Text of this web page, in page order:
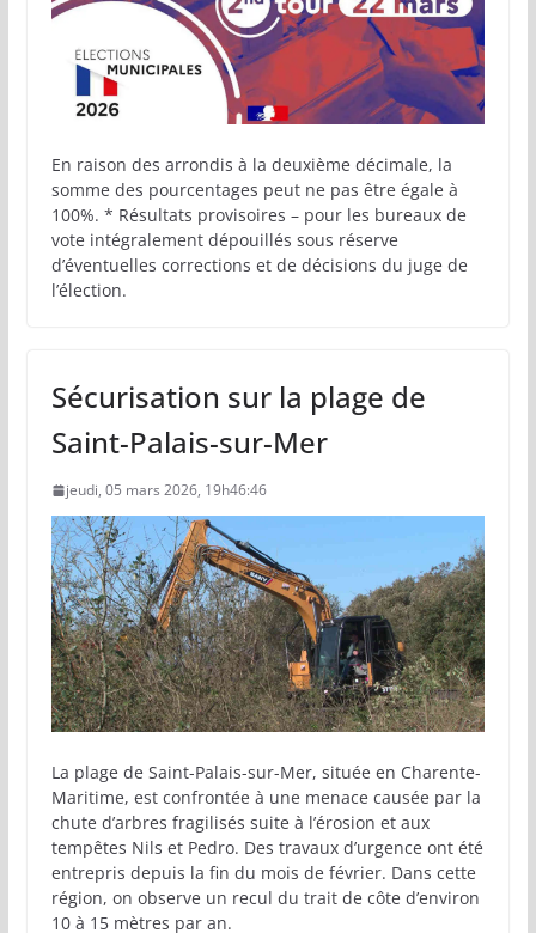
En raison des arrondis à la deuxième décimale, la
somme des pourcentages peut ne pas être égale à
100%. * Résultats provisoires – pour les bureaux de
vote intégralement dépouillés sous réserve
d’éventuelles corrections et de décisions du juge de
l’élection.
Sécurisation sur la plage de
Saint-Palais-sur-Mer
jeudi, 05 mars 2026, 19h46:46
La plage de Saint-Palais-sur-Mer, située en Charente-
Maritime, est confrontée à une menace causée par la
chute d’arbres fragilisés suite à l’érosion et aux
tempêtes Nils et Pedro. Des travaux d’urgence ont été
entrepris depuis la fin du mois de février. Dans cette
région, on observe un recul du trait de côte d’environ
10 à 15 mètres par an.